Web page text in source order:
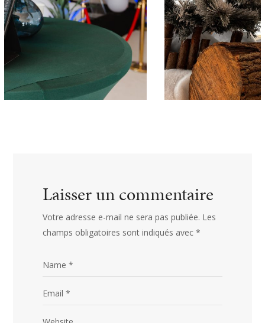
Laisser un commentaire
Votre adresse e-mail ne sera pas publiée. Les
champs obligatoires sont indiqués avec*